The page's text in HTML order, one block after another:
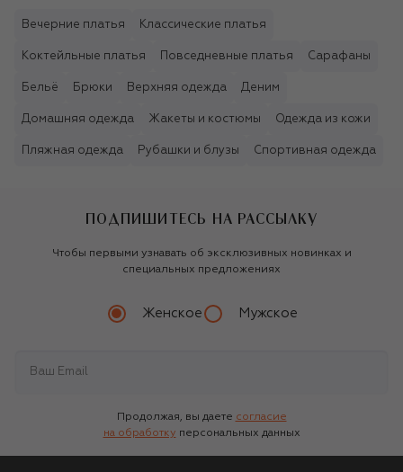
Вечерние платья Классические платья
Коктейльные платья Повседневные платья Сарафаны
Бельё Брюки Верхняя одежда Деним
Домашняя одежда Жакеты и костюмы Одежда из кожи
Пляжная одежда Рубашки и блузы Спортивная одежда
ПОДПИШИТЕСЬ НА РАССЫЛКУ
Чтобы первыми узнавать об эксклюзивных новинках и
специальных предложениях
Женское Мужское
Продолжая, вы даете согласие
на обработку персональных данных